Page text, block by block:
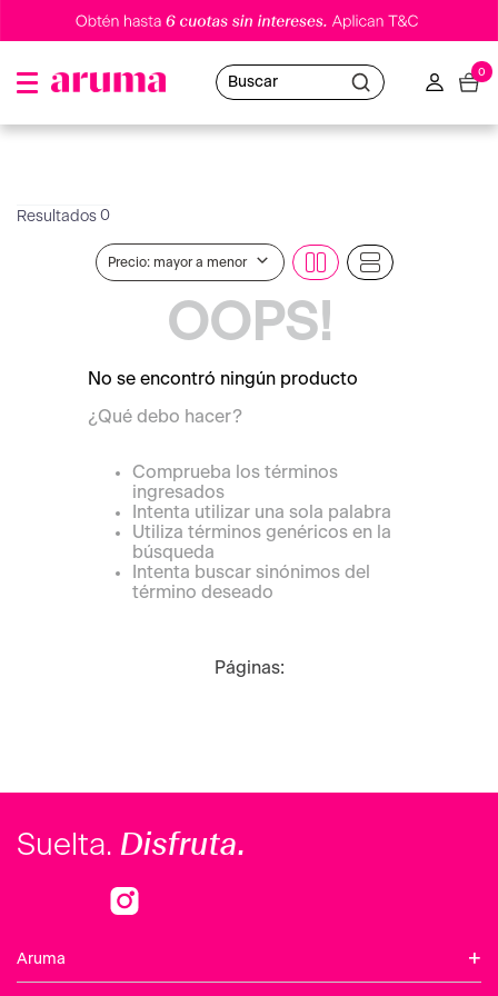
Buscar
0
0
Precio: mayor a menor
OOPS!
No se encontró ningún producto
¿Qué debo hacer?
Comprueba los términos
ingresados
Intenta utilizar una sola palabra
Utiliza términos genéricos en la
búsqueda
Intenta buscar sinónimos del
término deseado
Páginas:
Suelta. Disfruta.
Aruma +